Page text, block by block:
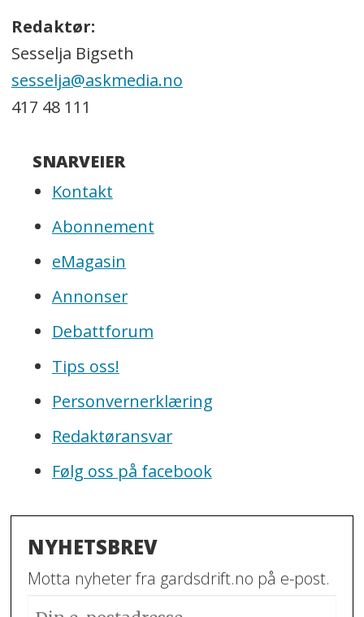
Redaktør:
Sesselja Bigseth
sesselja@askmedia.no
417 48 111
SNARVEIER
Kontakt
Abonnement
eMagasin
Annonser
Debattforum
Tips oss!
Personvernerklæring
Redaktøransvar
Følg oss på facebook
NYHETSBREV
Motta nyheter fra gardsdrift.no på e-post.